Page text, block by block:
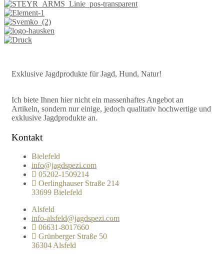
Exklusive Jagdprodukte für Jagd, Hund, Natur!
Ich biete Ihnen hier nicht ein massenhaftes Angebot an
Artikeln, sondern nur einige, jedoch qualitativ hochwertige und
exklusive Jagdprodukte an.
Kontakt
Bielefeld
info@jagdspezi.com
05202-1509214
Oerlinghauser Straße 214
33699 Bielefeld
Alsfeld
info-alsfeld@jagdspezi.com
06631-8017660
Grünberger Straße 50
36304 Alsfeld